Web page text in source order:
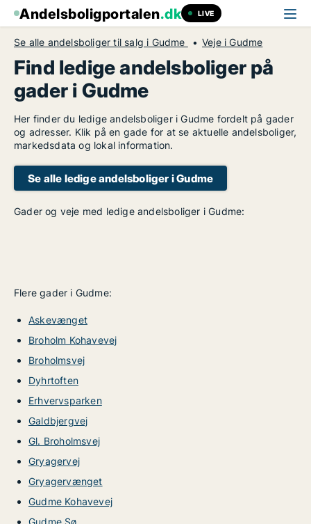
Andelsboligportalen.dk LIVE
Se alle andelsboliger til salg i Gudme Veje i Gudme
Find ledige andelsboliger på
gader i Gudme
Her finder du ledige andelsboliger i Gudme fordelt på gader
og adresser. Klik på en gade for at se aktuelle andelsboliger,
markedsdata og lokal information.
Se alle ledige andelsboliger i Gudme
Gader og veje med ledige andelsboliger i Gudme:
Flere gader i Gudme:
Askevænget
Broholm Kohavevej
Broholmsvej
Dyhrtoften
Erhvervsparken
Galdbjergvej
Gl. Broholmsvej
Gryagervej
Gryagervænget
Gudme Kohavevej
Gudme Sø